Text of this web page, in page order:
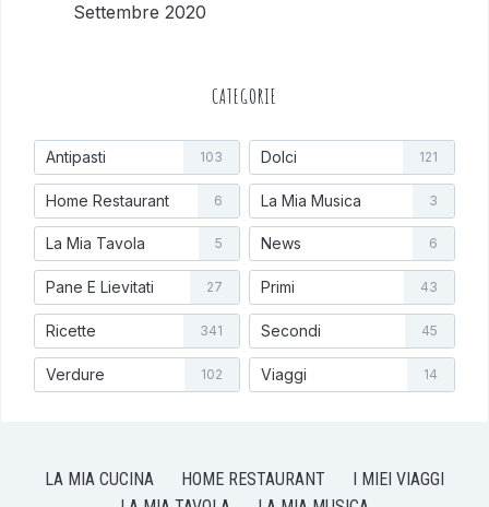
Settembre 2020
CATEGORIE
Antipasti 103 Dolci 121
Home Restaurant 6 La Mia Musica 3
La Mia Tavola 5 News 6
Pane E Lievitati 27 Primi 43
Ricette 341 Secondi 45
Verdure 102 Viaggi 14
LA MIA CUCINA HOME RESTAURANT
I MIEI VIAGGI